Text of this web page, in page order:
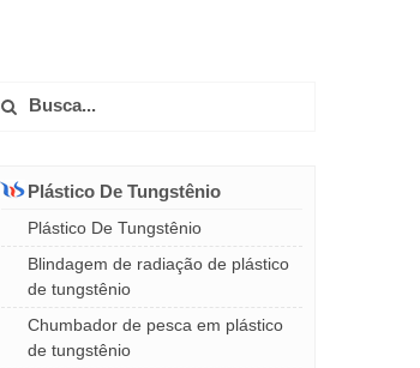
Plástico De Tungstênio
Plástico De Tungstênio
Blindagem de radiação de plástico
de tungstênio
Chumbador de pesca em plástico
de tungstênio